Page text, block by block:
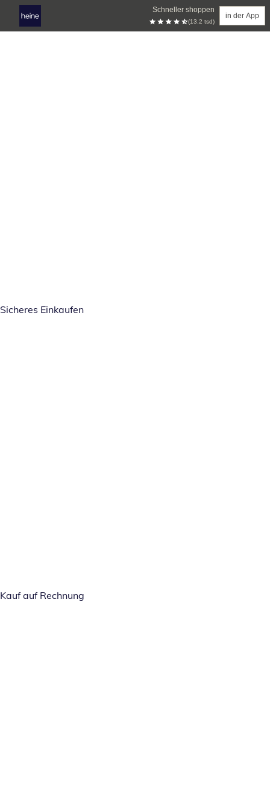
Schneller shoppen
(13.2 tsd)
in der App
Sicheres Einkaufen
Kauf auf Rechnung